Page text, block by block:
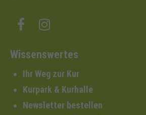
Wissenswertes
Ihr Weg zur Kur
Kurpark & Kurhalle
Newsletter bestellen